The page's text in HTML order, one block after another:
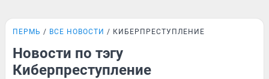
ПЕРМЬ ВСЕ НОВОСТИ КИБЕРПРЕСТУПЛЕНИЕ
Новости по тэгу
Киберпреступление